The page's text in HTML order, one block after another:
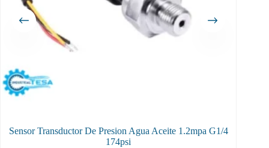
Sensor Transductor De Presion Agua Aceite 1.2mpa G1/4
174psi